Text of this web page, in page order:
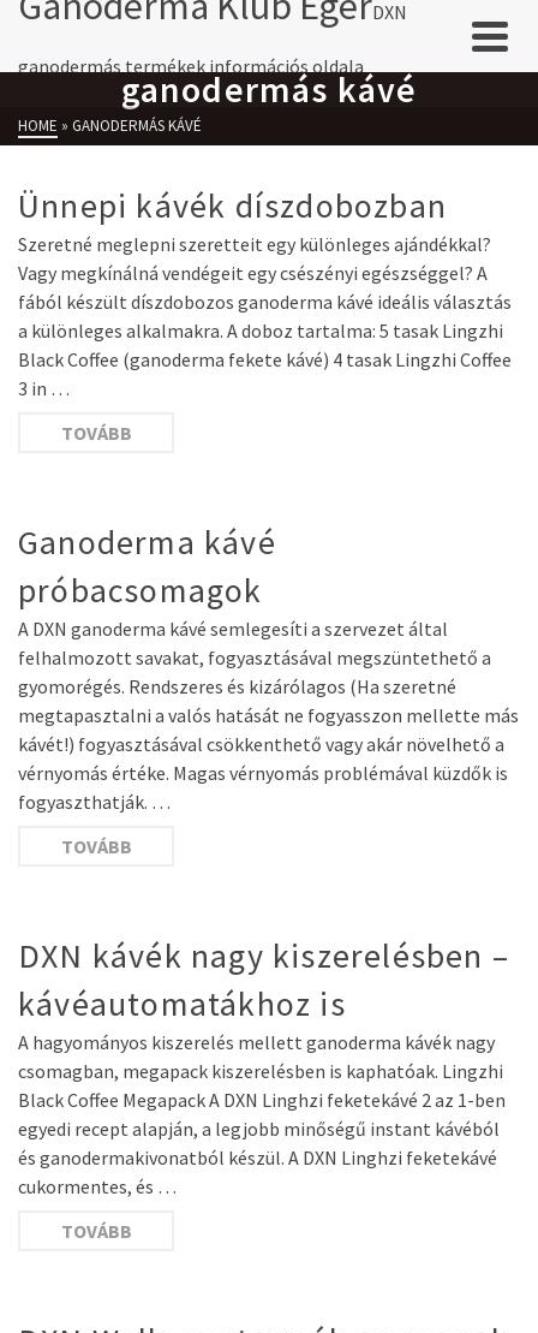
DXN
ganodermás termékek információs oldala
ganodermás kávé
HOME » GANODERMÁS KÁVÉ
Ünnepi kávék díszdobozban
Szeretné meglepni szeretteit egy különleges ajándékkal?
Vagy megkínálná vendégeit egy csészényi egészséggel? A
fából készült díszdobozos ganoderma kávé ideális választás
a különleges alkalmakra. A doboz tartalma: 5 tasak Lingzhi
Black Coffee (ganoderma fekete kávé) 4 tasak Lingzhi Coffee
3 in …
TOVÁBB
Ganoderma kávé
próbacsomagok
A DXN ganoderma kávé semlegesíti a szervezet által
felhalmozott savakat, fogyasztásával megszüntethető a
gyomorégés. Rendszeres és kizárólagos (Ha szeretné
megtapasztalni a valós hatását ne fogyasszon mellette más
kávét!) fogyasztásával csökkenthető vagy akár növelhető a
vérnyomás értéke. Magas vérnyomás problémával küzdők is
fogyaszthatják. …
TOVÁBB
DXN kávék nagy kiszerelésben –
kávéautomatákhoz is
A hagyományos kiszerelés mellett ganoderma kávék nagy
csomagban, megapack kiszerelésben is kaphatóak. Lingzhi
Black Coffee Megapack A DXN Linghzi feketekávé 2 az 1-ben
egyedi recept alapján, a legjobb minőségű instant kávéból
és ganodermakivonatból készül. A DXN Linghzi feketekávé
cukormentes, és …
TOVÁBB